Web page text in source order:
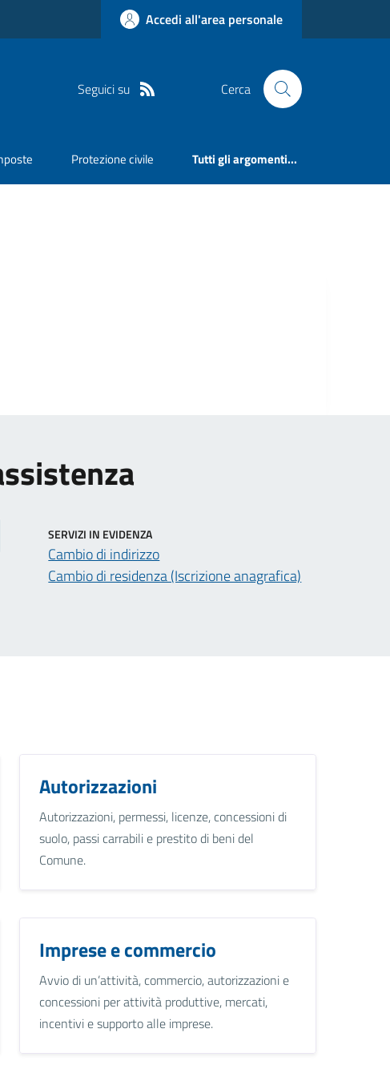
Accedi all'area personale
Seguici su Cerca
Protezione civile Tutti gli argomenti...
SERVIZI IN EVIDENZA
Cambio di indirizzo
Cambio di residenza (Iscrizione anagrafica)
Autorizzazioni
Autorizzazioni, permessi, licenze, concessioni di
suolo, passi carrabili e prestito di beni del
Comune.
Imprese e commercio
Avvio di un’attività, commercio, autorizzazioni e
concessioni per attività produttive, mercati,
incentivi e supporto alle imprese.